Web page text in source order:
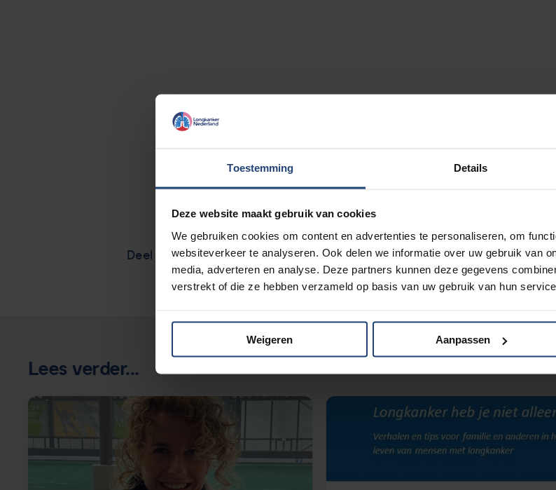
Toestemming Details
Deze website maakt gebruik van cookies
We gebruiken cookies om content en advertenties te personaliseren, om
websiteverkeer te analyseren. Ook delen we informatie over uw gebruik van
media, adverteren en analyse. Deze partners kunnen deze gegevens
verstrekt of die ze hebben verzameld op basis van uw gebruik van hun
Weigeren Aanpassen
Deel via
Lees verder...